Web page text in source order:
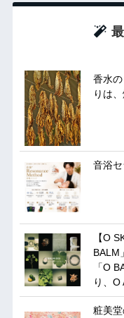
香水
りは
音浴
【O
BALM
「O
り、O
粧美